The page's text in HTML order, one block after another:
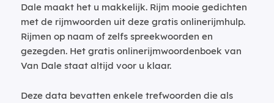
Dale maakt het u makkelijk. Rijm mooie gedichten
met de rijmwoorden uit deze gratis onlinerijmhulp.
Rijmen op naam of zelfs spreekwoorden en
gezegden. Het gratis onlinerijmwoordenboek van
Van Dale staat altijd voor u klaar.
Deze data bevatten enkele trefwoorden die als